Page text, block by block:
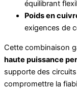
équilibrant
Poids en
exigences de
Cette combinaison
haute puissance
supporte des
compromettre la